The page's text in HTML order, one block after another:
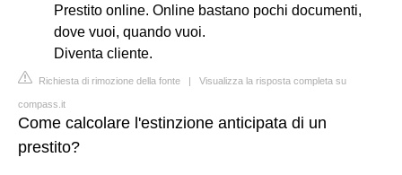
Prestito online. Online bastano pochi documenti,
dove vuoi, quando vuoi.
Diventa cliente.
Richiesta di rimozione della fonte | Visualizza la risposta completa su
compass.it
Come calcolare l'estinzione anticipata di un
prestito?